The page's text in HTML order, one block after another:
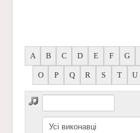
A B C D E F G
O P Q R S T U